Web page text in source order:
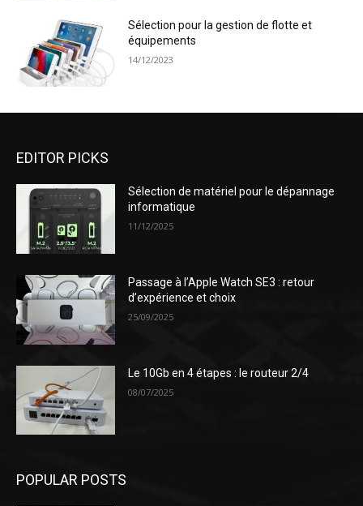
Sélection pour la gestion de flotte et
équipements
14/12/2023
EDITOR PICKS
Sélection de matériel pour le dépannage
informatique
11/12/2025
Passage à l’Apple Watch SE3 : retour
d’expérience et choix
25/09/2025
Le 10Gb en 4 étapes : le routeur 2/4
08/07/2025
POPULAR POSTS